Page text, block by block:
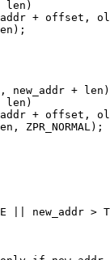
len)
+ offset,
new_addr +
len)
+ offset,
ZPR_NORMAL);
|| new_addr >